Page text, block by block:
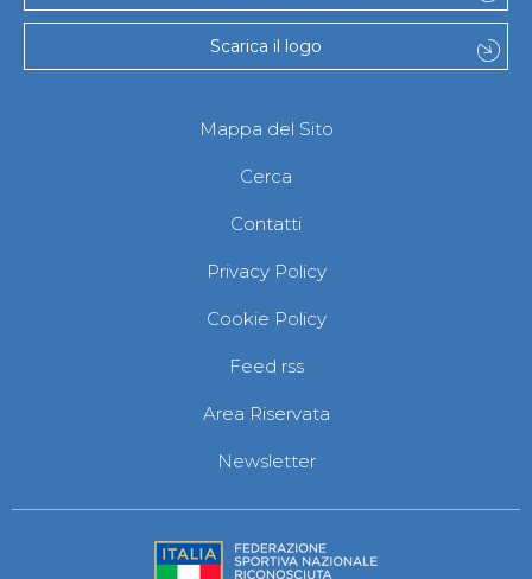
Scarica il logo
Mappa del Sito
Cerca
Contatti
Privacy Policy
Cookie Policy
Feed rss
Area Riservata
Newsletter